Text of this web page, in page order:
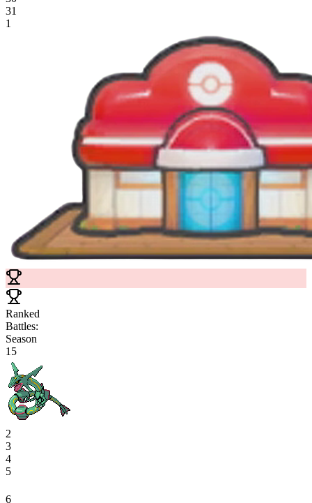
31
1
Ranked
Battles:
Season
15
2
3
4
5
6